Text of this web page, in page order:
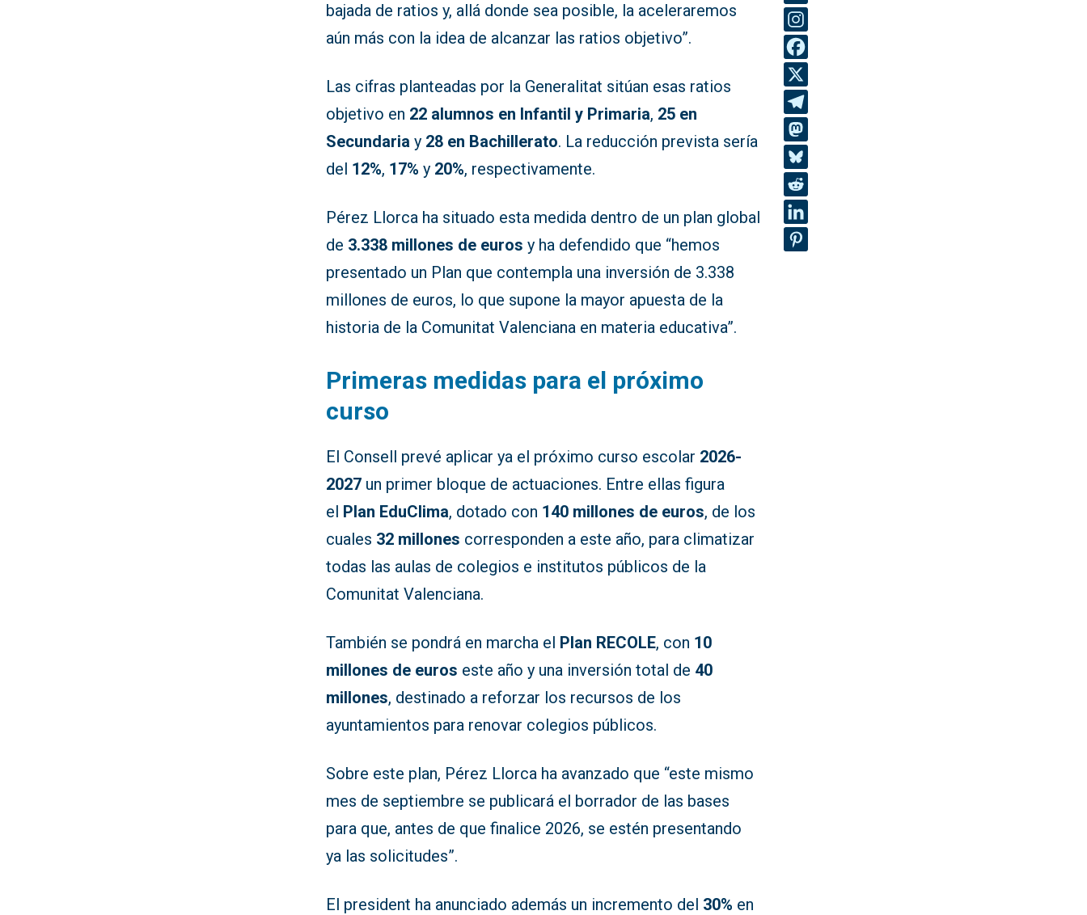
bajada de ratios y, allá donde sea posible, la aceleraremos
aún más con la idea de alcanzar las ratios objetivo”.
Las cifras planteadas por la Generalitat sitúan esas ratios
objetivo en 22 alumnos en Infantil y Primaria, 25 en
Secundaria y 28 en Bachillerato. La reducción prevista sería
del 12%, 17% y 20%, respectivamente.
Pérez Llorca ha situado esta medida dentro de un plan global
de 3.338 millones de euros y ha defendido que “hemos
presentado un Plan que contempla una inversión de 3.338
millones de euros, lo que supone la mayor apuesta de la
historia de la Comunitat Valenciana en materia educativa”.
Primeras medidas para el próximo
curso
El Consell prevé aplicar ya el próximo curso escolar 2026-
2027 un primer bloque de actuaciones. Entre ellas figura
el Plan EduClima, dotado con 140 millones de euros, de los
cuales 32 millones corresponden a este año, para climatizar
todas las aulas de colegios e institutos públicos de la
Comunitat Valenciana.
También se pondrá en marcha el Plan RECOLE, con 10
millones de euros este año y una inversión total de 40
millones, destinado a reforzar los recursos de los
ayuntamientos para renovar colegios públicos.
Sobre este plan, Pérez Llorca ha avanzado que “este mismo
mes de septiembre se publicará el borrador de las bases
para que, antes de que finalice 2026, se estén presentando
ya las solicitudes”.
El president ha anunciado además un incremento del 30% en